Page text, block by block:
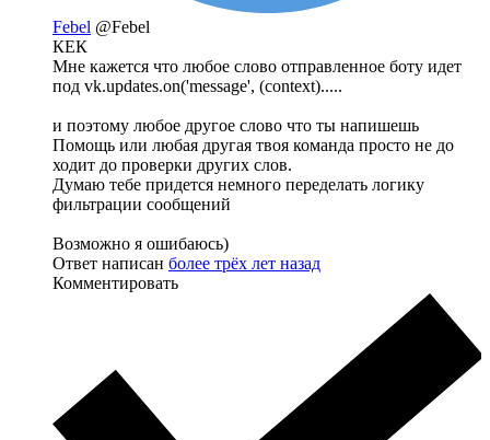
Febel @Febel
КЕК
Мне кажется что любое слово отправленное боту идет
под vk.updates.on('message', (context).....
и поэтому любое другое слово что ты напишешь
Помощь или любая другая твоя команда просто не до
ходит до проверки других слов.
Думаю тебе придется немного переделать логику
фильтрации сообщений
Возможно я ошибаюсь)
Ответ написан более трёх лет назад
Комментировать